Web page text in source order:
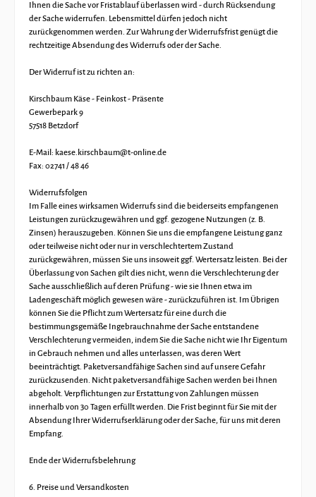
Ihnen die Sache vor Fristablauf überlassen wird - durch Rücksendung
der Sache widerrufen. Lebensmittel dürfen jedoch nicht
zurückgenommen werden. Zur Wahrung der Widerrufsfrist genügt die
rechtzeitige Absendung des Widerrufs oder der Sache.
Der Widerruf ist zu richten an:
Kirschbaum Käse - Feinkost - Präsente
Gewerbepark 9
57518 Betzdorf
E-Mail: kaese.kirschbaum@t-online.de
Fax: 02741 / 48 46
Widerrufsfolgen
Im Falle eines wirksamen Widerrufs sind die beiderseits empfangenen
Leistungen zurückzugewähren und ggf. gezogene Nutzungen (z. B.
Zinsen) herauszugeben. Können Sie uns die empfangene Leistung ganz
oder teilweise nicht oder nur in verschlechtertem Zustand
zurückgewähren, müssen Sie uns insoweit ggf. Wertersatz leisten. Bei der
Überlassung von Sachen gilt dies nicht, wenn die Verschlechterung der
Sache ausschließlich auf deren Prüfung - wie sie Ihnen etwa im
Ladengeschäft möglich gewesen wäre - zurückzuführen ist. Im Übrigen
können Sie die Pflicht zum Wertersatz für eine durch die
bestimmungsgemäße Ingebrauchnahme der Sache entstandene
Verschlechterung vermeiden, indem Sie die Sache nicht wie Ihr Eigentum
in Gebrauch nehmen und alles unterlassen, was deren Wert
beeinträchtigt. Paketversandfähige Sachen sind auf unsere Gefahr
zurückzusenden. Nicht paketversandfähige Sachen werden bei Ihnen
abgeholt. Verpflichtungen zur Erstattung von Zahlungen müssen
innerhalb von 30 Tagen erfüllt werden. Die Frist beginnt für Sie mit der
Absendung Ihrer Widerrufserklärung oder der Sache, für uns mit deren
Empfang.
Ende der Widerrufsbelehrung
6. Preise und Versandkosten